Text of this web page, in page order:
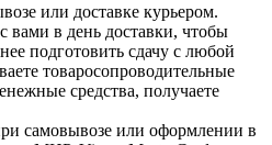
или доставке курьером.
вами в день доставки, чтобы
подготовить сдачу с любой
товаросопроводительные
средства, получаете
самовывозе или оформлении в